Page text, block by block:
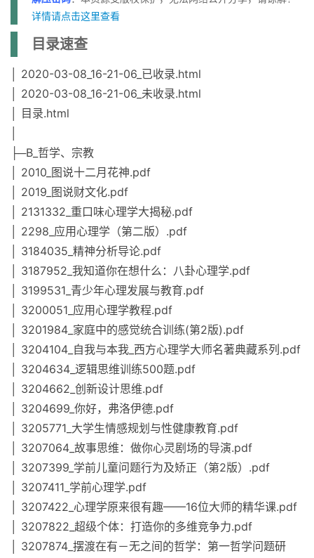
详情请点击这里查看
目录速查
│ 2020-03-08_16-21-06_已收录.html
│ 2020-03-08_16-21-06_未收录.html
│ 目录.html
├─B_哲学、宗教
│ 2010_图说十二月花神.pdf
│ 2019_图说财文化.pdf
│ 2131332_重口味心理学大揭秘.pdf
│ 2298_应用心理学（第二版）.pdf
│ 3184035_精神分析导论.pdf
│ 3187952_我知道你在想什么：八卦心理学.pdf
│ 3199531_青少年心理发展与教育.pdf
│ 3200051_应用心理学教程.pdf
│ 3201984_家庭中的感觉统合训练(第2版).pdf
│ 3204104_自我与本我_西方心理学大师名著典藏系列.pdf
│ 3204634_逻辑思维训练500题.pdf
│ 3204662_创新设计思维.pdf
│ 3204699_你好，弗洛伊德.pdf
│ 3205771_大学生情感规划与性健康教育.pdf
│ 3207064_故事思维：做你心灵剧场的导演.pdf
│ 3207399_学前儿童问题行为及矫正（第2版）.pdf
│ 3207411_学前心理学.pdf
│ 3207422_心理学原来很有趣——16位大师的精华课.pdf
│ 3207822_超级个体：打造你的多维竞争力.pdf
│ 3207874_摆渡在有－无之间的哲学：第一哲学问题研